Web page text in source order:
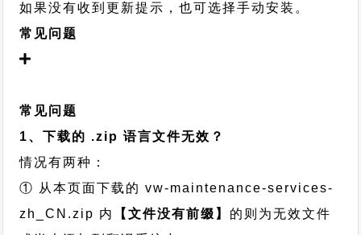
如果没有收到更新提示，也可选择手动安装。
常见问题
常见问题
1、下载的 .zip 语言文件无效？
情况有两种：
① 从本页面下载的 vw-maintenance-services-
zh_CN.zip 内
【文件没有前缀】 的则为无效文件